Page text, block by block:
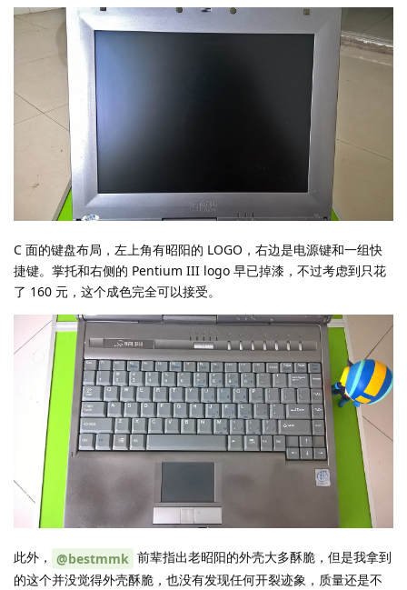
C 面的键盘布局，左上角有昭阳的 LOGO，右边是电源键和一组快
捷键。掌托和右侧的 Pentium III logo 早已掉漆，不过考虑到只花
了 160 元，这个成色完全可以接受。
此外， @bestmmk 前辈指出老昭阳的外壳大多酥脆，但是我拿到
的这个并没觉得外壳酥脆，也没有发现任何开裂迹象，质量还是不